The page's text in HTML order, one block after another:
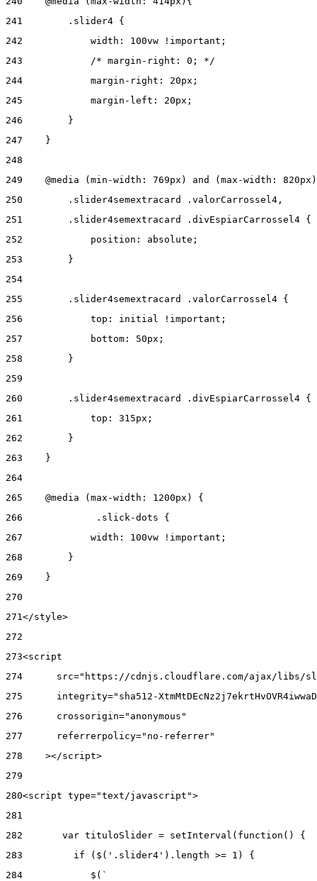
241
        .slider4 {
242
            width: 100vw !important;
243
            /* margin-right: 0; */
244
            margin-right: 20px;
245
            margin-left: 20px;
246
        }
247
    }
248
249
@media (min-width: 769px) and (max-width:
250
        .slider4semextracard .valorCarrossel4,
251
        .slider4semextracard .divEspiarCarrossel4 {
252
            position: absolute;
253
        }
254
255
        .slider4semextracard .valorCarrossel4 {
256
            top: initial !important;
257
            bottom: 50px;
258
        }
259
260
        .slider4semextracard .divEspiarCarrossel4 {
261
            top: 315px;
262
        }
263
    }
264
265
    @media (max-width: 1200px) {
266
      	.slick-dots {
267
            width: 100vw !important;
268
        }
269
    }
270
271 </style>
272
273<script
274
src="https://cdnjs.cloudflare.com/ajax/libs/
275
integrity="sha512-
276
      crossorigin="anonymous"
277
      referrerpolicy="no-referrer"
278
    ></script>
279
280<script type="text/javascript">
281
282
       var tituloSlider = setInterval(function() {
283
         if ($('.slider4').length >= 1) {
284
            $(`